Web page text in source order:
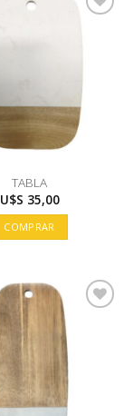
TABLA
U$S 35,00
COMPRAR